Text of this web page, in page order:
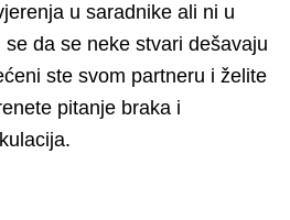
u saradnike ali ni u
da se neke stvari dešavaju
ste svom partneru i želite
pitanje braka i